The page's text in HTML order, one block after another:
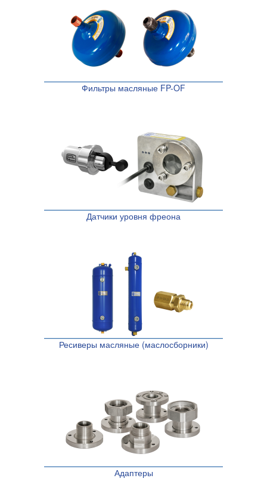
Фильтры масляные FP-OF
Датчики уровня фреона
Ресиверы масляные (маслосборники)
Адаптеры